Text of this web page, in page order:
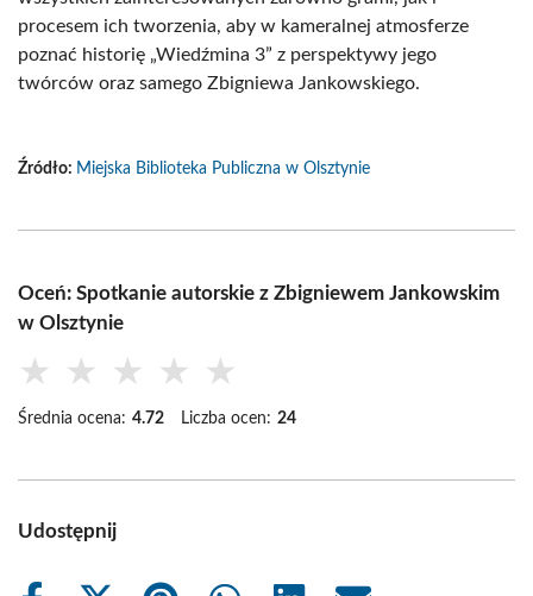
procesem ich tworzenia, aby w kameralnej atmosferze
poznać historię „Wiedźmina 3” z perspektywy jego
twórców oraz samego Zbigniewa Jankowskiego.
Źródło: Miejska Biblioteka Publiczna w Olsztynie
Oceń: Spotkanie autorskie z Zbigniewem Jankowskim
w Olsztynie
★ ★ ★ ★ ★
Średnia ocena: 4.72 Liczba ocen: 24
Udostępnij